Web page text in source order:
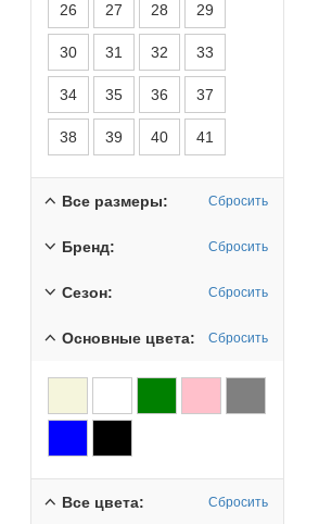
26 27 28 29
30 31 32 33
34 35 36 37
38 39 40 41
Все размеры: Сбросить
Бренд: Сбросить
Сезон: Сбросить
Основные цвета: Сбросить
Все цвета: Сбросить
Материал вверха: Лакированная
искусственная кож
Сезон: Демисезон